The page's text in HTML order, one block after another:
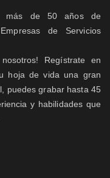
más de 50 años de
de Servicios
Regístrate en
hoja de vida una gran
puedes grabar hasta 45
y habilidades que